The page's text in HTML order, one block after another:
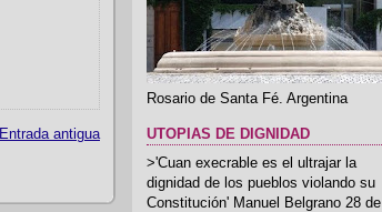
Entrada antigua
Rosario de Santa Fé. Argentina
UTOPIAS DE DIGNIDAD
>'Cuan execrable es el ultrajar la
dignidad de los pueblos violando su
Constitución' Manuel Belgrano 28 de